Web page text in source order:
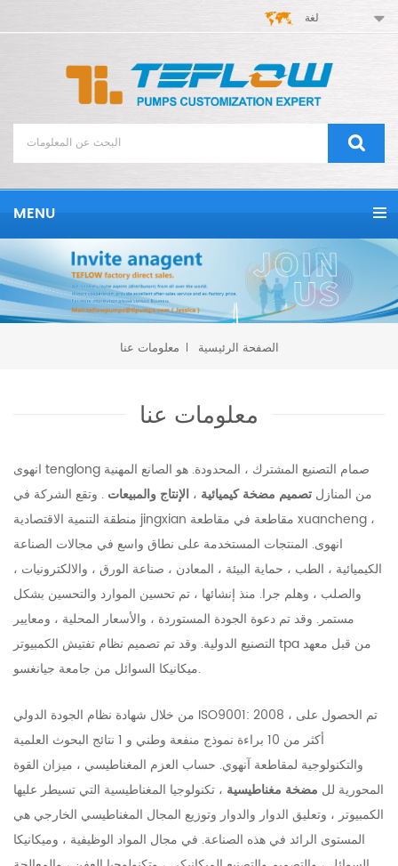
لغة
MENU
الصفحة الرئيسية معلومات عنا
معلومات عنا
انهوى tenglong صمام التصنيع المشترك ، المحدودة. هو الصانع المهنية
من المنازل تصميم مضخة كيميائية ، الإنتاج والمبيعات . وتقع الشركة في
منطقة التنمية الاقتصادية jingxian مقاطعة في مقاطعة xuancheng ،
انهوى. المنتجات المستخدمة على نطاق واسع في مجالات الصناعة
الكيميائية ، الطب ، حماية البيئة ، المعادن ، صناعة الورق ، والالكترونيات ،
والصلب ، وهلم جرا. منذ إنشائها ، تم تحسين الموارد والتحسين بشكل
مستمر. وقد تم دعوة الجودة المستوردة ، والأسعار المحلية ، ومعايير
التصنيع الدولية. وقد تم تصميم نظام تفتيش الكمبيوتر tpa من قبل معهد
ميكانيكا السوائل من جامعة جيانغسو.
من خلال شهادة نظام الجودة الدولي ISO9001: 2008 ، تم الحصول على
أكثر من 10 براءة نموذج منفعة وطني و 1 نتائج البحوث العلمية
والتكنولوجية لمقاطعة آنهوي. حساب العزم المغناطيسي ، ميزان القوة
المحورية لل مضخة مغناطيسية ، تكنولوجيا المغناطيسية التي تسيطر عليها
الكمبيوتر ، وتعليق الدوار والدوار وتوزيع المجال المغناطيسي الخارجي هي
المستوى الرائد في هذه الصناعة. في مجال المواد الوظيفية ، وميكانيكا